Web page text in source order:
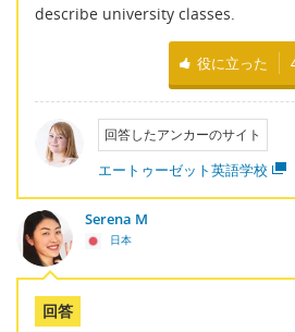
describe university classes.
役に立った
回答したアンカーのサイト
エートゥーゼット英語学校
Serena M
日本
回答